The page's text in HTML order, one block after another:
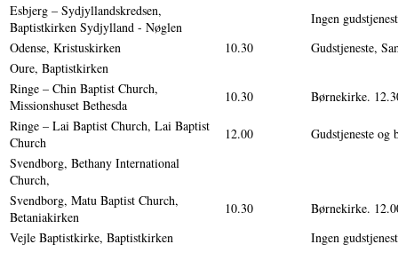
Esbjerg – Sydjyllandskredsen,
Baptistkirken Sydjylland - Nøglen
Ingen
Odense, Kristuskirken
10.30
Gudstjeneste,
Oure, Baptistkirken
Ringe – Chin Baptist Church,
Missionshuset Bethesda
10.30
Børnekirke.
Ringe – Lai Baptist Church, Lai Baptist
Church
12.00
Gudstjeneste og
Svendborg, Bethany International
Church,
Svendborg, Matu Baptist Church,
Betaniakirken
10.30
Børnekirke.
Vejle Baptistkirke, Baptistkirken
Ingen